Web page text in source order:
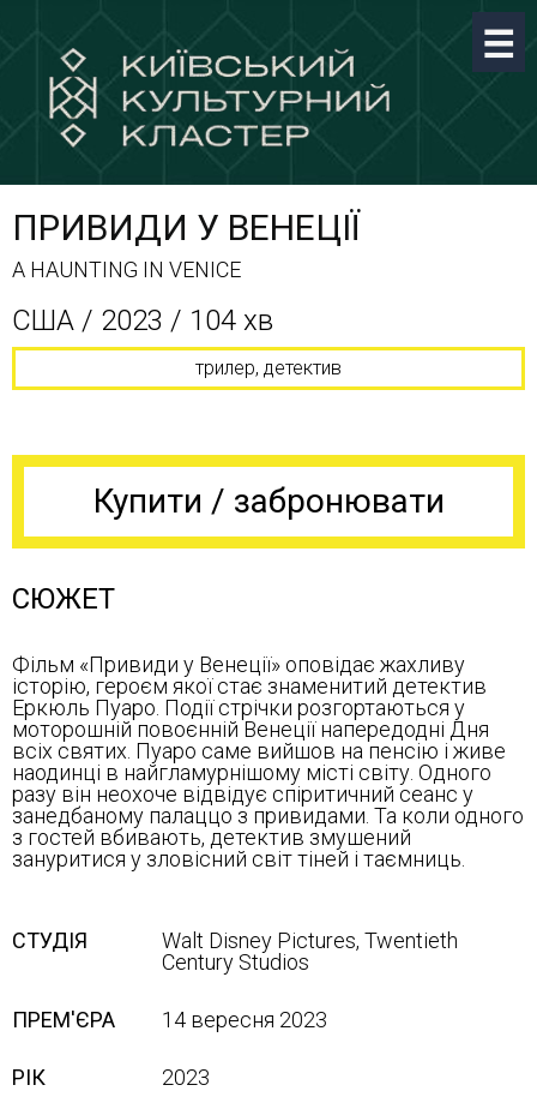
ПРИВИДИ У ВЕНЕЦІЇ
A HAUNTING IN VENICE
США / 2023 / 104 хв
трилер, детектив
Купити / забронювати
СЮЖЕТ
Фільм «Привиди у Венеції» оповідає жахливу
історію, героєм якої стає знаменитий детектив
Еркюль Пуаро. Події стрічки розгортаються у
моторошній повоєнній Венеції напередодні Дня
всіх святих. Пуаро саме вийшов на пенсію і живе
наодинці в найгламурнішому місті світу. Одного
разу він неохоче відвідує спіритичний сеанс у
занедбаному палаццо з привидами. Та коли одного
з гостей вбивають, детектив змушений
зануритися у зловісний світ тіней і таємниць.
СТУДІЯ
Walt Disney Pictures, Twentieth
Century Studios
ПРЕМ'ЄРА 14 вересня 2023
РІК 2023